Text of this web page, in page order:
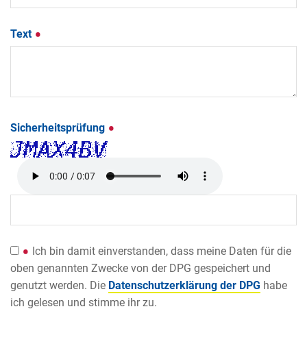
Text
Sicherheitsprüfung
Ich bin damit einverstanden, dass meine Daten für die
oben genannten Zwecke von der DPG gespeichert und
genutzt werden. Die Datenschutzerklärung der DPG habe
ich gelesen und stimme ihr zu.